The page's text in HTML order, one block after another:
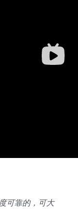
可靠的，可大